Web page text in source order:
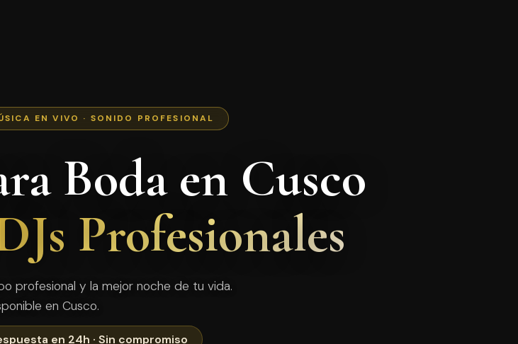
EN VIVO · SONIDO PROFESIONAL
Boda en Cusco
Profesionales
profesional y la mejor noche de tu vida.
en Cusco.
en 24h · Sin compromiso